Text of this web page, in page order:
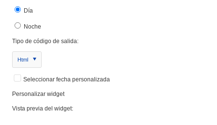
Día
Noche
Tipo de código de salida:
Html
Seleccionar fecha personalizada
Personalizar widget
Vista previa del widget: